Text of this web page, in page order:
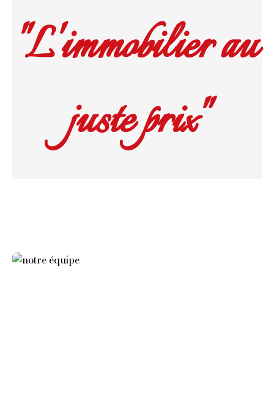
"L'immobilier au
juste prix"